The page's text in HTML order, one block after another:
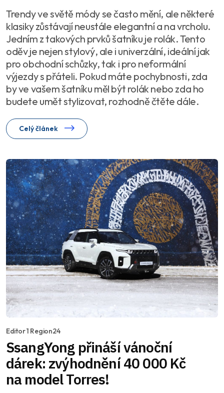
Trendy ve světě módy se často mění, ale některé
klasiky zůstávají neustále elegantní a na vrcholu.
Jedním z takových prvků šatníku je rolák. Tento
oděv je nejen stylový, ale i univerzální, ideální jak
pro obchodní schůzky, tak i pro neformální
výjezdy s přáteli. Pokud máte pochybnosti, zda
by ve vašem šatníku měl být rolák nebo zda ho
budete umět stylizovat, rozhodně čtěte dále.
Celý článek
Editor 1 Region24
SsangYong přináší vánoční
dárek: zvýhodnění 40 000 Kč
na model Torres!